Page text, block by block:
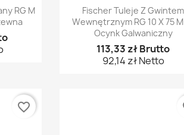
RG M
Szybki podgląd
Fischer Tuleje Z Gwintem
Wewnętrznym RG 10 X 75
Ocynk Galwaniczny
113,33 zł Brutto
92,14 zł Netto
favorite_border